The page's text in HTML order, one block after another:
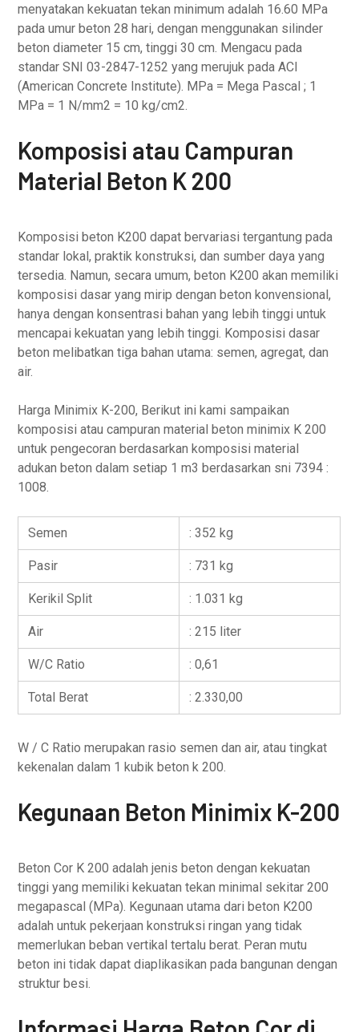
menyatakan kekuatan tekan minimum adalah 16.60 MPa
pada umur beton 28 hari, dengan menggunakan silinder
beton diameter 15 cm, tinggi 30 cm. Mengacu pada
standar SNI 03-2847-1252 yang merujuk pada ACI
(American Concrete Institute). MPa = Mega Pascal ; 1
MPa = 1 N/mm2 = 10 kg/cm2.
Komposisi atau Campuran
Material Beton K 200
Komposisi beton K200 dapat bervariasi tergantung pada
standar lokal, praktik konstruksi, dan sumber daya yang
tersedia. Namun, secara umum, beton K200 akan memiliki
komposisi dasar yang mirip dengan beton konvensional,
hanya dengan konsentrasi bahan yang lebih tinggi untuk
mencapai kekuatan yang lebih tinggi. Komposisi dasar
beton melibatkan tiga bahan utama: semen, agregat, dan
air.
Harga Minimix K-200, Berikut ini kami sampaikan
komposisi atau campuran material beton minimix K 200
untuk pengecoran berdasarkan komposisi material
adukan beton dalam setiap 1 m3 berdasarkan sni 7394 :
1008.
Semen : 352 kg
Pasir : 731 kg
Kerikil Split : 1.031 kg
Air : 215 liter
W/C Ratio : 0,61
Total Berat : 2.330,00
W / C Ratio merupakan rasio semen dan air, atau tingkat
kekenalan dalam 1 kubik beton k 200.
Kegunaan Beton Minimix K-200
Beton Cor K 200 adalah jenis beton dengan kekuatan
tinggi yang memiliki kekuatan tekan minimal sekitar 200
megapascal (MPa). Kegunaan utama dari beton K200
adalah untuk pekerjaan konstruksi ringan yang tidak
memerlukan beban vertikal tertalu berat. Peran mutu
beton ini tidak dapat diaplikasikan pada bangunan dengan
struktur besi.